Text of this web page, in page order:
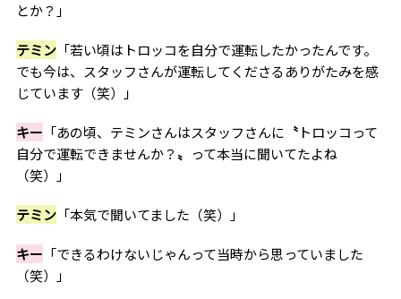
とか？」
テミン「若い頃はトロッコを自分で運転したかったんです。
でも今は、スタッフさんが運転してくださるありがたみを感
じています（笑）」
キー 「あの頃、テミンさんはスタッフさんに 〝トロッコって
自分で運転できませんか？〟 って本当に聞いてたよね
（笑）」
テミン「本気で聞いてました（笑）」
キー 「できるわけないじゃんって当時から思っていました
（笑）」